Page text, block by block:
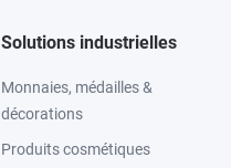
Solutions industrielles
Monnaies, médailles &
décorations
Produits cosmétiques